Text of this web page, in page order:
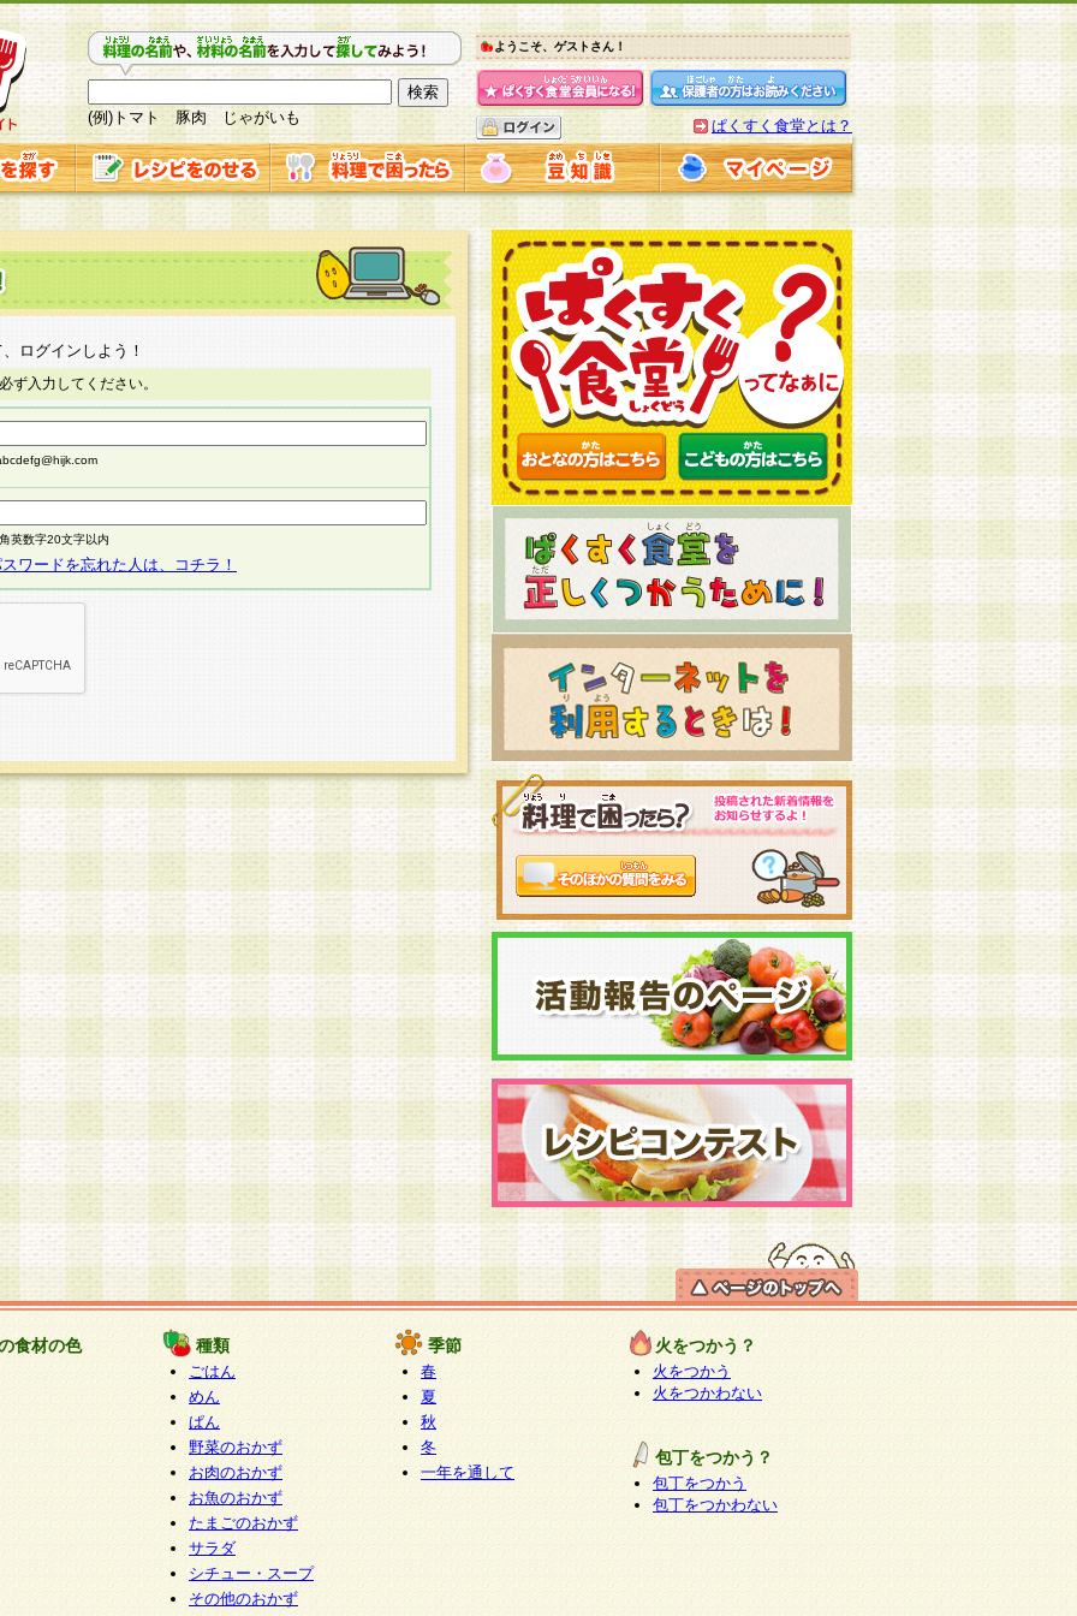
(例)トマト 豚肉 じゃがいも
ようこそ、ゲストさん！
ぱくすく食堂とは？
ログインしよう！
ず入力してください。
英数字20文字以内
ワードを忘れた人は、コチラ！
食材の色 種類
ごはん
めん
ぱん
野菜のおかず
お肉のおかず
お魚のおかず
たまごのおかず
サラダ
シチュー・スープ
その他のおかず
季節
春
夏
秋
冬
一年を通して
火をつかう？
火をつかう
火をつかわない
包丁をつかう？
包丁をつかう
包丁をつかわない